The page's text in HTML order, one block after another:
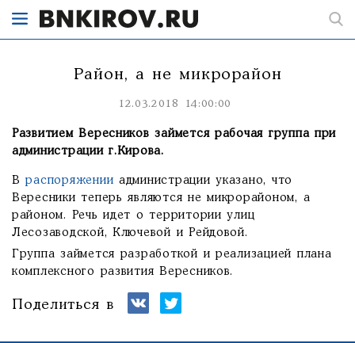
Район, а не микрорайон
12.03.2018 14:00:00
Развитием Вересников займется рабочая группа при
администрации г.Кирова.
Враспоряженииадминистрации указано, что
Вересники теперь являются не микрорайоном, а
районом. Речь идет о территории улиц
Лесозаводской, Ключевой и Рейдовой.
Группа займется разработкой и реализацией плана
комплексного развития Вересников.
Поделиться в